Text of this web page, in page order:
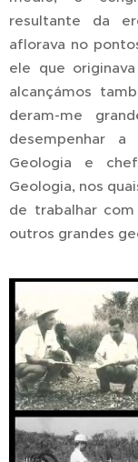
resultante da
aflorava no
ele que
alcançámos
deram-me
desempenhar
Geologia e
Geologia, nos
de trabalhar
outros grandes